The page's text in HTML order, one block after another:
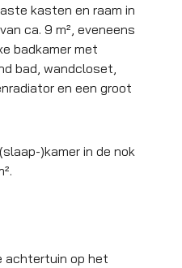
kasten en raam in
ca. 9 m², eveneens
badkamer met
bad, wandcloset,
en een groot
)kamer in de nok
achtertuin op het